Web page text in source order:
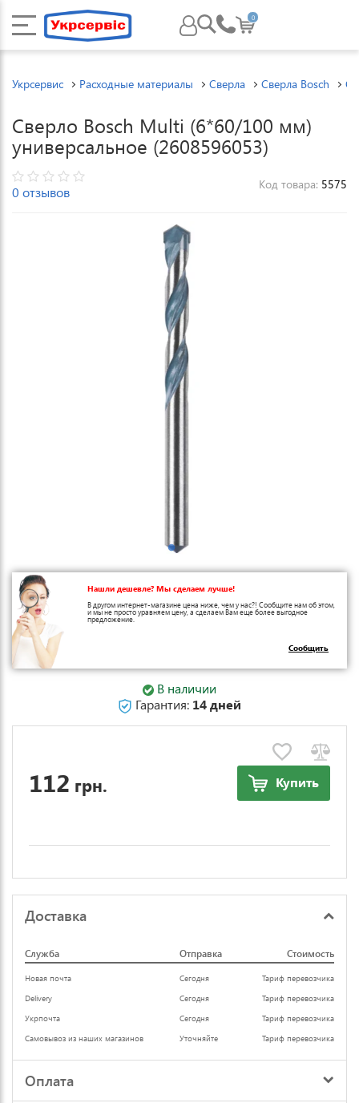
0
Укрсервис Расходные материалы Сверла Сверла Bosch
Сверло Bosch Multi (6*60/100 мм)
универсальное (2608596053)
0 отзывов Код товара: 5575
Нашли дешевле? Мы сделаем лучше!
В другом интернет-магазине цена ниже, чем у нас?! Сообщите нам об этом,
и мы не просто уравняем цену, а сделаем Вам еще более выгодное
предложение.
Сообщить
В наличии
Гарантия: 14 дней
112 грн. Купить
Доставка
Служба Отправка Стоимость
Новая почта Сегодня
Тариф перевозчика
Delivery
Сегодня
Тариф перевозчика
Укрпочта
Сегодня
Тариф перевозчика
Самовывоз из наших магазинов
Уточняйте Тариф перевозчика
Оплата